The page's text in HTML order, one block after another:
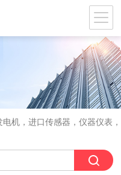
电机，进口传感器，仪器仪表